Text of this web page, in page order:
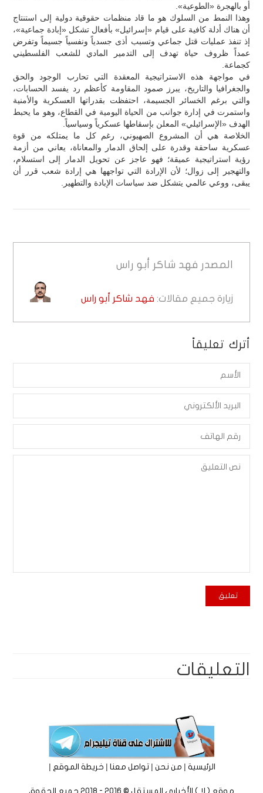
أو بالهجرة «الطوعية».
وهذا النمط من السلوك هو ما قاد منظمات حقوقية دولية إلى استنتاج
أن هناك أدلة كافية على قيام «إسرائيل» بأفعال تشكل «إبادة جماعية»،
إذ تنفذ عمليات قتل جماعي وتسبب أذى جسدياً ونفسياً جسيماً وتفرض
عمداً ظروف حياة تهدف إلى التدمير المادي للشعب الفلسطيني
كجماعة.
في مواجهة هذه الاستراتيجية المعقدة التي تحارب الوجود والحق
والجغرافيا والتاريخ، يبرز صمود المقاومة كأعظم رد يفسد الحسابات،
والتي برغم الخسائر الجسيمة، احتفظت بقدراتها العسكرية والأمنية
واستمرت في إدارة جوانب من الحياة اليومية في القطاع، وهو ما يحبط
الهدف «الإسرائيلي» المعلن بإسقاطها عسكرياً وسياسياً.
الخلاصة هي أن المشروع الصهيوني، رغم كل ما يمتلكه من قوة
عسكرية ساحقة وقدرة على إلحاق الدمار والمعاناة، يعاني من أزمة
رؤية استراتيجية عميقة؛ فهو عاجز عن تحويل الدمار إلى استسلام،
والتهجير إلى زوال؛ لأن الإرادة التي تواجهها هي إرادة شعب قرر أن
يبقى، ووعي عالمي يتشكل ضد سياسات الإبادة والتطهير.
المصدر فهد شاكر أبو راس
زيارة جميع مقالات: فهد شاكر أبو راس
أترك تعليقاً
التعليقات
الرئيسية|من نحن|تواصل معنا|خريطة الموقع |
موقع ( لا ) الأخباري المستقل © 2016 - 2018 جميع الحقوق